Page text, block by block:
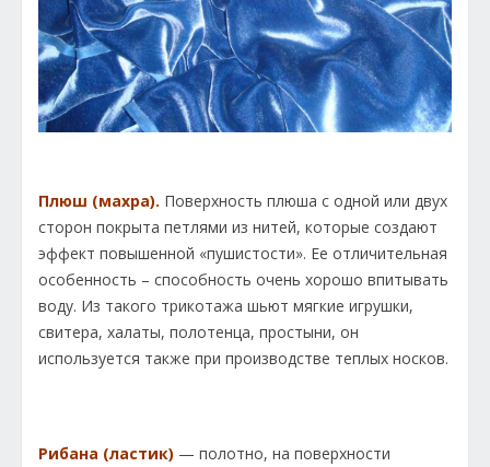
Плюш (махра). Поверхность плюша с одной или двух
сторон покрыта петлями из нитей, которые создают
эффект повышенной «пушистости». Ее отличительная
особенность – способность очень хорошо впитывать
воду. Из такого трикотажа шьют мягкие игрушки,
свитера, халаты, полотенца, простыни, он
используется также при производстве теплых носков.
Рибана (ластик) — полотно, на поверхности